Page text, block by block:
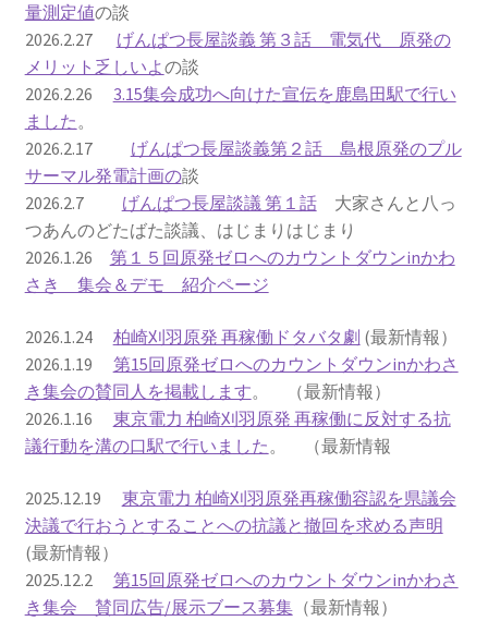
原発 日誌
2022.7.15東電・株主訴訟 経営陣に13兆円賠償命令
2022.8.1 福島第一原発 汚染配管撤去 失敗続きで計画
断念
2022.8.9 福島第一原発 汚染水海洋放出トンネル工事
着工
超 老朽対策容認
2023.1.19 東電旧経営陣、二審も無罪 民事裁判で認
めた「長期評価」を否定
り
原子力規制委員会「原発60年超運転」正式決定先送
りからわずか5日で、多数決決定
量測定値の談
2026.2.27 げんぱつ長屋談義 第３話 電気代 原発の
メリット乏しいよの談
2026.2.26 3.15集会成功へ向けた宣伝を鹿島田駅で行い
ました。
2026.2.17 げんぱつ長屋談義第２話 島根原発のプル
サーマル発電計画の談
2026.2.7 げんぱつ長屋談議 第１話大家さんと八っ
つあんのどたばた談議、はじまりはじまり
2026.1.26 第１５回原発ゼロへのカウントダウンinかわ
さき 集会＆デモ 紹介ページ
2026.1.24 柏崎刈羽原発 再稼働ドタバタ劇 (最新情報）
2026.1.19 第15回原発ゼロへのカウントダウンinかわさ
き集会の賛同人を掲載します。 （最新情報）
2026.1.16 東京電力 柏崎刈羽原発 再稼働に反対する抗
議行動を溝の口駅で行いました。 （最新情報
2025.12.19 東京電力 柏崎刈羽原発再稼働容認を県議会
決議で行おうとすることへの抗議と撤回を求める声明
(最新情報）
2025.12.2 第15回原発ゼロへのカウントダウンinかわさ
き集会 賛同広告/展示ブース募集（最新情報）